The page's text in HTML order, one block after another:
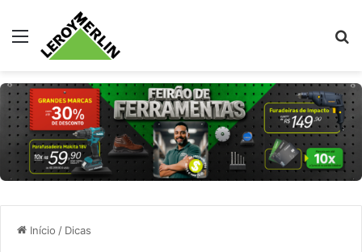
Menu
Início / Dicas